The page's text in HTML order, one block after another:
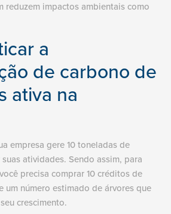
reduzem impactos ambientais como
a
de carbono de
ativa na
empresa gere 10 toneladas de
atividades. Sendo assim, para
precisa comprar 10 créditos de
um número estimado de árvores que
crescimento.